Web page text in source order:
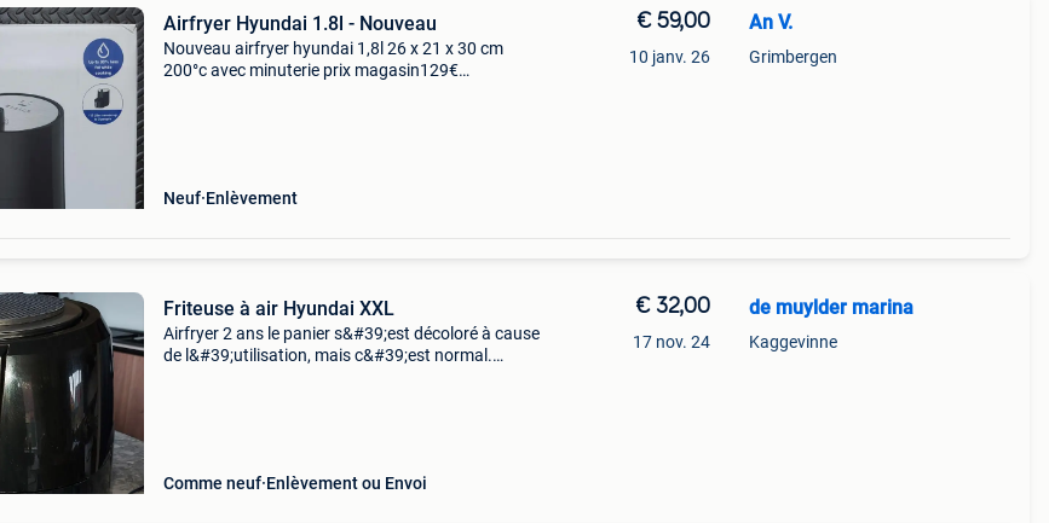
Airfryer Hyundai 1.8l - Nouveau
Nouveau airfryer hyundai 1,8l 26 x 21 x 30 cm
200°c avec minuterie prix magasin129€
Neuf Enlèvement
€ 59,00
10 janv. 26
An V.
Grimbergen
Friteuse à air Hyundai XXL
Airfryer 2 ans le panier s&#39;est décoloré à cause
de l&#39;utilisation, mais c&#39;est normal.
Comme neuf Enlèvement ou Envoi
€ 32,00
17 nov. 24
de muylder marina
Kaggevinne